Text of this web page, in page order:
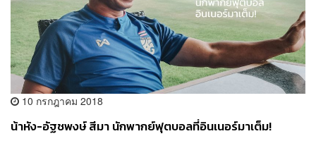
10 กรกฎาคม 2018
น้าหัง-อัฐชพงษ์ สีมา นักพากย์ฟุตบอลที่อินเนอร์มาเต็ม!